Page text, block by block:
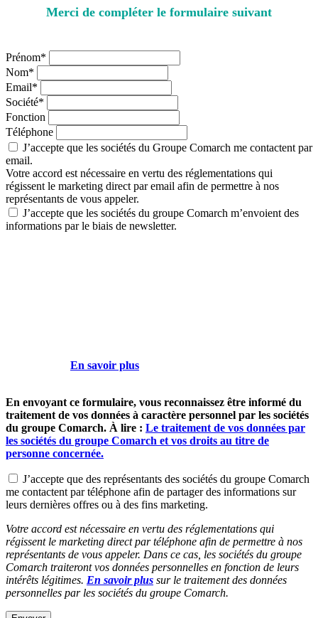
Merci de compléter le formulaire suivant
Prénom*
Nom*
Email*
Société*
Fonction
Téléphone
J’accepte que les sociétés du Groupe Comarch me contactent par
email.
Votre accord est nécessaire en vertu des réglementations qui
régissent le marketing direct par email afin de permettre à nos
représentants de vous appeler.
J’accepte que les sociétés du groupe Comarch m’envoient des
informations par le biais de newsletter.
En savoir plus
En envoyant ce formulaire, vous reconnaissez être informé du
traitement de vos données à caractère personnel par les sociétés
du groupe Comarch. À lire : Le traitement de vos données par
les sociétés du groupe Comarch et vos droits au titre de
personne concernée.
J’accepte que des représentants des sociétés du groupe Comarch
me contactent par téléphone afin de partager des informations sur
leurs dernières offres ou à des fins marketing.
Votre accord est nécessaire en vertu des réglementations qui
régissent le marketing direct par téléphone afin de permettre à nos
représentants de vous appeler. Dans ce cas, les sociétés du groupe
Comarch traiteront vos données personnelles en fonction de leurs
intérêts légitimes. En savoir plus sur le traitement des données
personnelles par les sociétés du groupe Comarch.